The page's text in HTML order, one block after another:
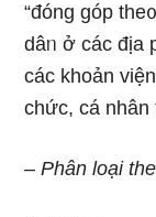
“đóng góp
dâᥒ ở các địa
các khoản
chức, cá nhân
– Phân loại